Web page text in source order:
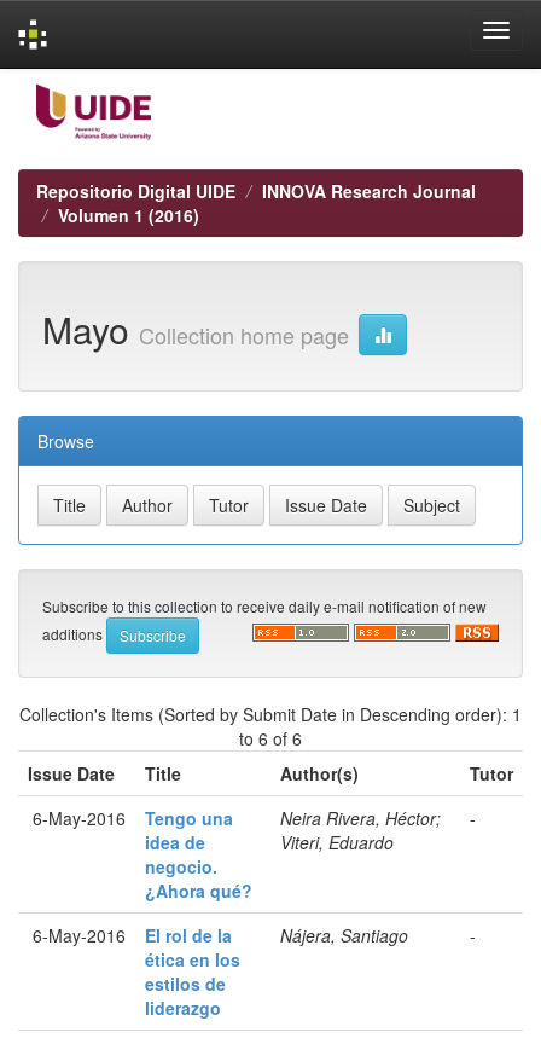
navigation
Repositorio Digital UIDE
INNOVA Research Journal
Volumen 1 (2016)
Mayo Collection home page
Browse
Subscribe to this collection to receive daily e-mail notification of new
additions
Collection's Items (Sorted by Submit Date in Descending order): 1
to 6 of 6
Issue Date
Title Author(s)
Tutor
6-May-2016
Tengo una
idea de
negocio.
¿Ahora qué?
Neira Rivera, Héctor;
Viteri, Eduardo
-
6-May-2016
El rol de la
ética en los
estilos de
liderazgo
Nájera, Santiago -